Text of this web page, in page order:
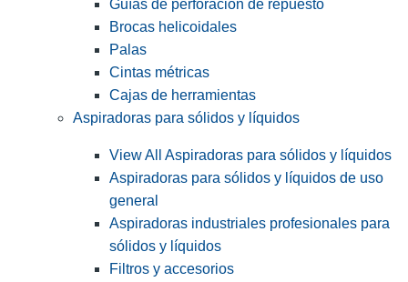
Guías de perforación de repuesto
Brocas helicoidales
Palas
Cintas métricas
Cajas de herramientas
Aspiradoras para sólidos y líquidos
View All Aspiradoras para sólidos y líquidos
Aspiradoras para sólidos y líquidos de uso
general
Aspiradoras industriales profesionales para
sólidos y líquidos
Filtros y accesorios